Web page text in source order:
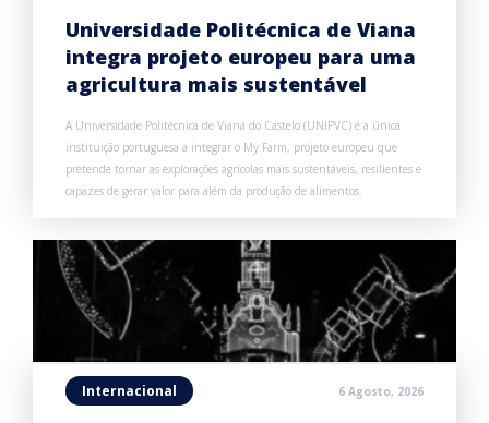
Universidade Politécnica de Viana
integra projeto europeu para uma
agricultura mais sustentável
A Universidade Politécnica de Viana do Castelo (UNIPVC) é a única
instituição portuguesa a integrar o My Farm, projeto europeu que
pretende tornar as explorações agrícolas mais sustentáveis, resilientes e
capazes de gerar valor para além da produção de alimentos.
Internacional 6 Agosto, 2026